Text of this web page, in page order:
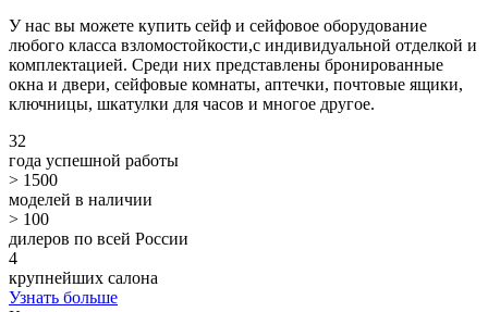
У нас вы можете купить сейф и сейфовое оборудование
любого класса взломостойкости,с индивидуальной отделкой и
комплектацией. Среди них представлены бронированные
окна и двери, сейфовые комнаты, аптечки, почтовые ящики,
ключницы, шкатулки для часов и многое другое.
32
года успешной работы
> 1500
моделей в наличии
> 100
дилеров по всей России
4
крупнейших салона
Узнать больше